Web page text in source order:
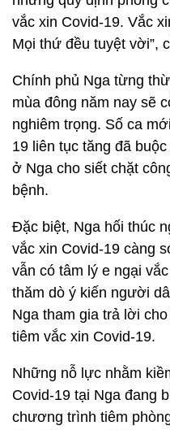
vắc xin Covid-19. Vắc
Mọi thứ đều tuyệt vời”,
Chính phủ Nga từng
mùa đông năm nay sẽ
nghiêm trọng. Số ca
19 liên tục tăng đã
ở Nga cho siết chặt
bệnh.
Đặc biệt, Nga hối thúc
vắc xin Covid-19 càng
vẫn có tâm lý e ngại
thăm dò ý kiến người
Nga tham gia trả lời
tiêm vắc xin Covid-19.
Những nỗ lực nhằm
Covid-19 tại Nga đang
chương trình tiêm